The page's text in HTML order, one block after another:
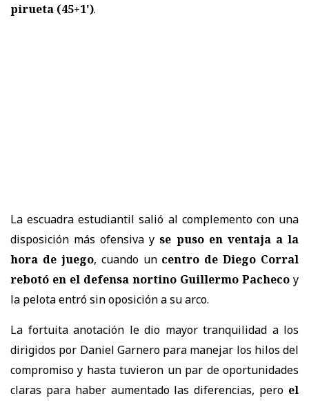
pirueta (45+1').
La escuadra estudiantil salió al complemento con una
disposición más ofensiva yse puso en ventaja a la
hora de juego, cuando uncentro de Diego Corral
rebotó en el defensa nortino Guillermo Pacheco y
la pelota entró sin oposición a su arco.
La fortuita anotación le dio mayor tranquilidad a los
dirigidos por Daniel Garnero para manejar los hilos del
compromiso y hasta tuvieron un par de oportunidades
claras para haber aumentado las diferencias, pero el